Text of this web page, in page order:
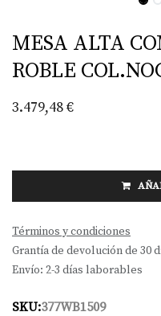
MESA ALTA
ROBLE
3.479,48€
Términos y condiciones
Grantía de devolución de 30
Envío: 2-3 días laborables
SKU:377WB1509